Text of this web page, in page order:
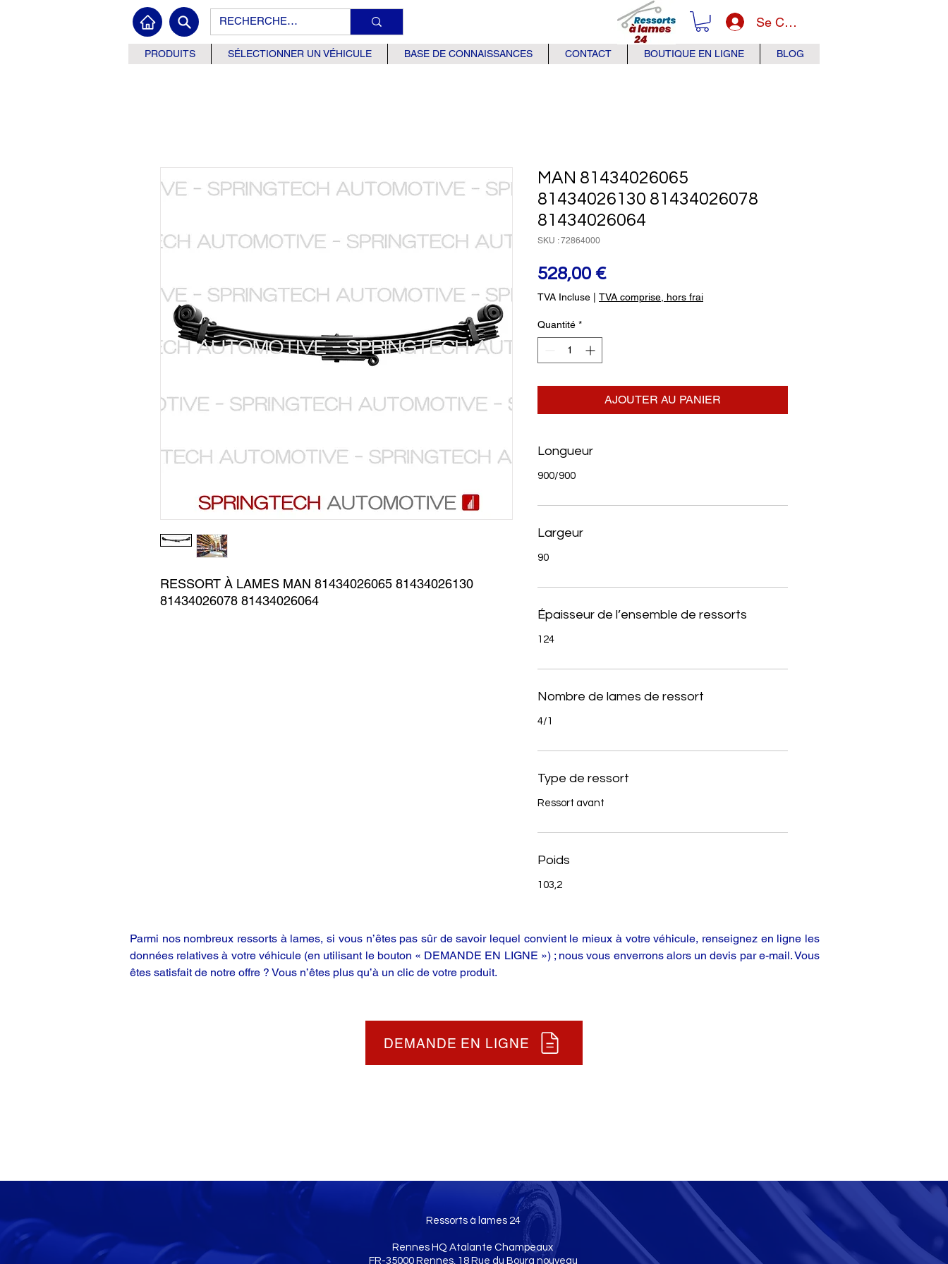
Se Connecter
PRODUITS SÉLECTIONNER UN VÉHICULE BASE DE CONNAISSANCES CONTACT BOUTIQUE EN LIGNE BLOG
RESSORT À LAMES MAN 81434026065 81434026130
81434026078 81434026064
MAN 81434026065
81434026130 81434026078
81434026064
SKU : 72864000
528,00 €Prix
TVA Incluse TVA comprise, hors frai
Quantité *
AJOUTER AU PANIER
Longueur
900/900
Largeur
90
Épaisseur de l’ensemble de ressorts
124
Nombre de lames de ressort
4/1
Type de ressort
Ressort avant
Poids
103,2
Parmi nos nombreux ressorts à lames, si vous n’êtes pas sûr de savoir lequel convient le mieux à votre véhicule, renseignez en ligne les
données relatives à votre véhicule (en utilisant le bouton « DEMANDE EN LIGNE ») ; nous vous enverrons alors un devis par e-mail. Vous
êtes satisfait de notre offre ? Vous n’êtes plus qu’à un clic de votre produit.
DEMANDE EN LIGNE
Ressorts à lames 24
Rennes HQ Atalante Champeaux
FR-35000 Rennes, 18 Rue du Bourg nouveau